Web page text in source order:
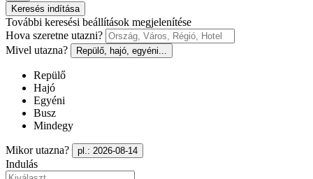
Keresés indítása
További keresési beállítások megjelenítése
Hova szeretne utazni?
Mivel utazna?
Repülő, hajó, egyéni...
Repülő
Hajó
Egyéni
Busz
Mindegy
Mikor utazna? pl.: 2026-08-14
Indulás